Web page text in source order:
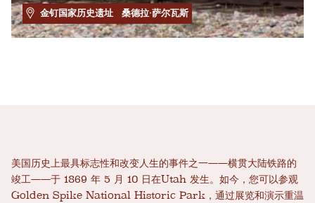
金钉国家历史遗址 桑德拉·萨尔瓦斯
美国历史上最具标志性和改变人生的事件之一——横贯大陆铁路的
竣工——于 1869 年 5 月 10 日在Utah 发生。如今，您可以参观
Golden Spike National Historic Park，通过展览和演示重温